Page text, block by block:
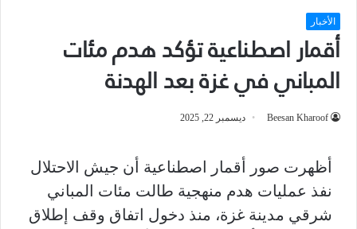
الأخبار
أقمار اصطناعية تؤكد هدم مئات
المباني في غزة بعد الهدنة
Beesan Kharoof ديسمبر 22, 2025
أظهرت صور أقمار اصطناعية أن جيش الاحتلال
نفذ عمليات هدم منهجية طالت مئات المباني
شرقي مدينة غزة، منذ دخول اتفاق وقف إطلاق